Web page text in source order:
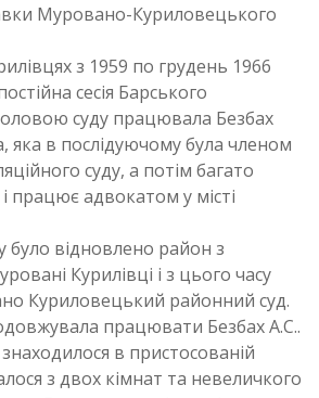
Муровано-Куриловецького
з 1959 по грудень 1966
сесія Барського
суду працювала Безбах
яка в послідуючому була членом
суду, а потім багато
працює адвокатом у місті
було відновлено район з
Курилівці і з цього часу
Куриловецький районний суд.
працювати Безбах А.С..
в пристосованій
з двох кімнат та невеличкого